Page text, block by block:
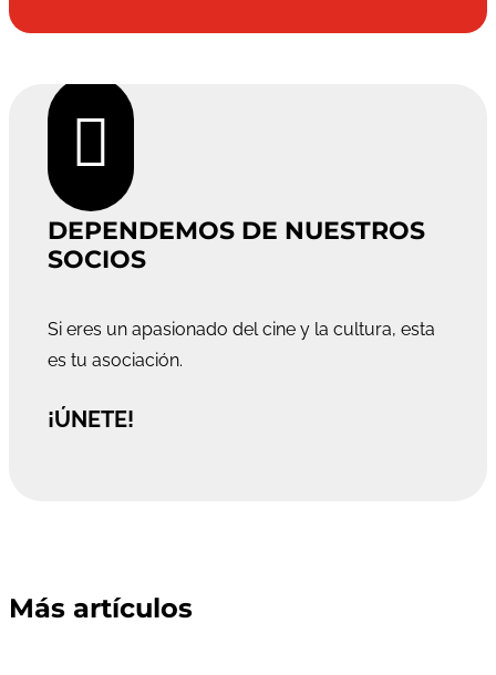

DEPENDEMOS DE NUESTROS
SOCIOS
Si eres un apasionado del cine y la cultura, esta
es tu asociación.
¡ÚNETE!
Más artículos